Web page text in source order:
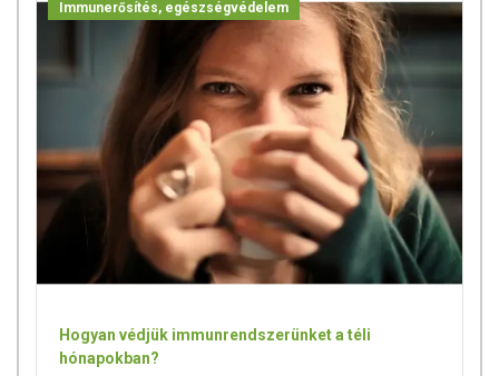
Az étrend-kiegészítők az érvényben levő európai uniós szabályozás
szerint élelmiszereknek minősülnek, amelyek a hagyományos étrend
kiegészítését szolgálják, és koncentrált formában tartalmaznak
tápanyagokat. Bár az étrend-kiegészítők kedvező élettani hatással
rendelkezhetnek, amely egyénenként eltérő lehet, jelölésük,
megjelenítésük, és reklámozásuk során nem engedélyezett a
készítményeknek betegséget megelőző vagy gyógyító hatást
tulajdonítani.
A termék nem helyettesíti a kiegyensúlyozott, vegyes étrendet és az
egészséges életmódot! A termék nem gyógyít betegségeket! A termék
nem az orvosi kezelés helyettesítésére alkalmas! Betegség esetén
fogyasztási mennyiséget ne lépje túl! Ne szedje a készítményt, ha az
összetevők bármelyikére érzékeny vagy allergiás! Kisgyermektől
Immunerősítés, egészségvédelem
Hogyan védjük immunrendszerünket a téli
hónapokban?